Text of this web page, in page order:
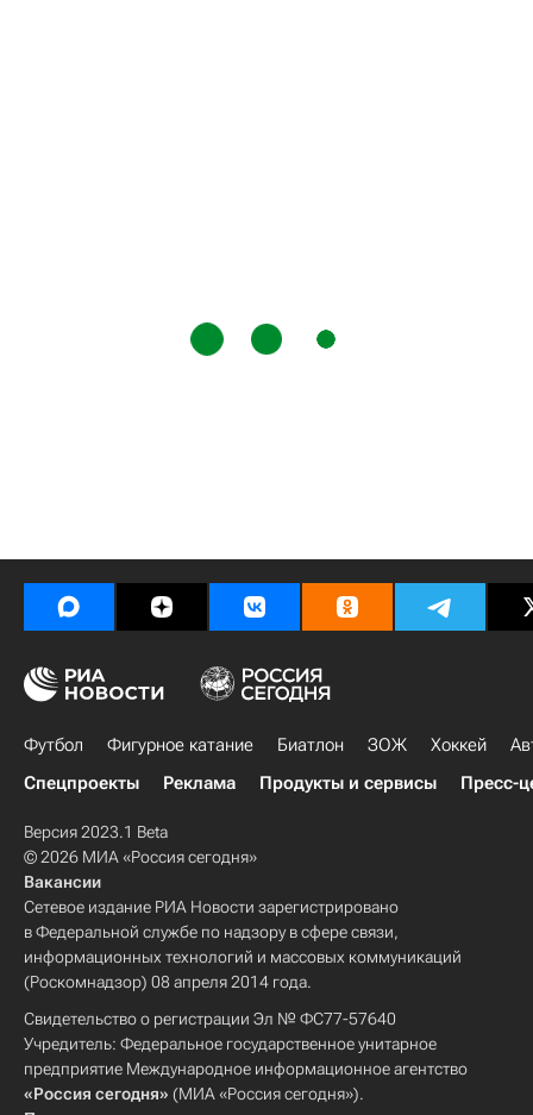
Футбол Фигурное катание Биатлон ЗОЖ Хоккей
Спецпроекты
Реклама Продукты и сервисы Пресс-
Версия 2023.1 Beta
© 2026 МИА «Россия сегодня»
Вакансии
Сетевое издание РИА Новости зарегистрировано
в Федеральной службе по надзору в сфере связи,
информационных технологий и массовых коммуникаций
(Роскомнадзор) 08 апреля 2014 года.
Свидетельство о регистрации Эл № ФС77-57640
Учредитель: Федеральное государственное унитарное
предприятие Международное информационное агентство
«Россия сегодня» (МИА «Россия сегодня»).